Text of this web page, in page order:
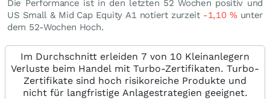
Die Performance ist in den letzten 52 Wochen positiv und
US Small & Mid Cap Equity A1 notiert zurzeit -1,10 %unter
dem 52-Wochen Hoch.
Im Durchschnitt erleiden 7 von 10 Kleinanlegern
Verluste beim Handel mit Turbo-Zertifikaten. Turbo-
Zertifikate sind hoch risikoreiche Produkte und
nicht für langfristige Anlagestrategien geeignet.